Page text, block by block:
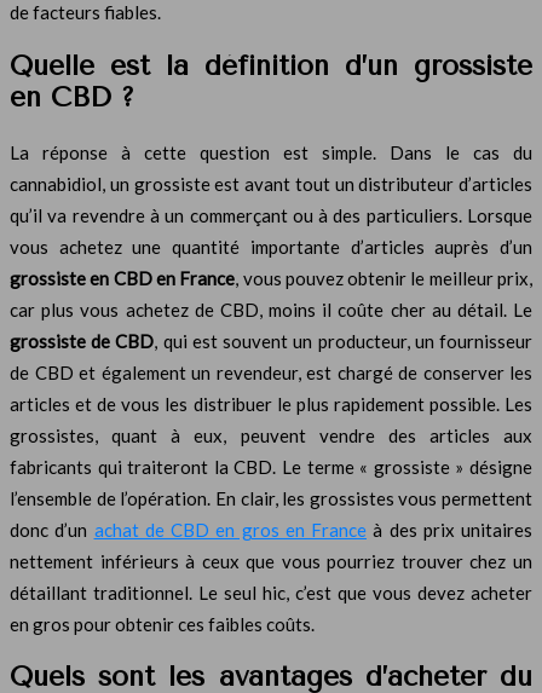
de facteurs fiables.
Quelle est la définition d’un grossiste
en CBD ?
La réponse à cette question est simple. Dans le cas du
cannabidiol, un grossiste est avant tout un distributeur d’articles
qu’il va revendre à un commerçant ou à des particuliers. Lorsque
vous achetez une quantité importante d’articles auprès d’un
grossiste en CBD en France , vous pouvez obtenir le meilleur prix,
car plus vous achetez de CBD, moins il coûte cher au détail. Le
grossiste de CBD , qui est souvent un producteur, un fournisseur
de CBD et également un revendeur, est chargé de conserver les
articles et de vous les distribuer le plus rapidement possible. Les
grossistes, quant à eux, peuvent vendre des articles aux
fabricants qui traiteront la CBD. Le terme « grossiste » désigne
l’ensemble de l’opération. En clair, les grossistes vous permettent
donc d’un achat de CBD en gros en France à des prix unitaires
nettement inférieurs à ceux que vous pourriez trouver chez un
détaillant traditionnel. Le seul hic, c’est que vous devez acheter
en gros pour obtenir ces faibles coûts.
Quels sont les avantages d’acheter du